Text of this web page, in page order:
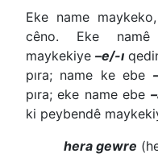
Eke name
cêno. Eke namê
maykekiye –e/-ı
pıra; name ke ebe
pıra; eke name ebe
ki peybendê
hera gewre